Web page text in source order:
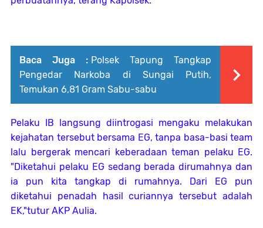
Baca Juga : Polsek Tapung Tangkap
Pengedar Narkoba di Sungai Putih,
Temukan 6,81 Gram Sabu-sabu
Pelaku IB langsung diintrogasi mengaku melakukan
kejahatan tersebut bersama EG, tanpa basa-basi team
lalu bergerak mencari keberadaan teman pelaku EG.
"Diketahui pelaku EG sedang berada dirumahnya dan
ia pun kita tangkap di rumahnya. Dari EG pun
diketahui penadah hasil curiannya tersebut adalah
EK,"tutur AKP Aulia.